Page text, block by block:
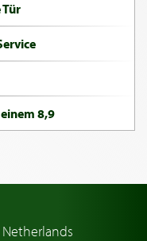
8,9